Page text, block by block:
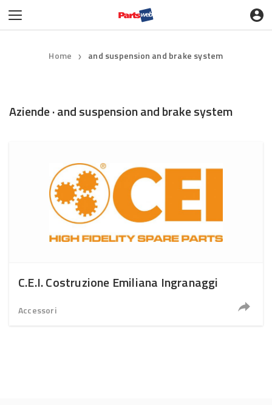
Home ❯ and suspension and brake system
Aziende · and suspension and brake system
C.E.I. Costruzione Emiliana Ingranaggi
Accessori